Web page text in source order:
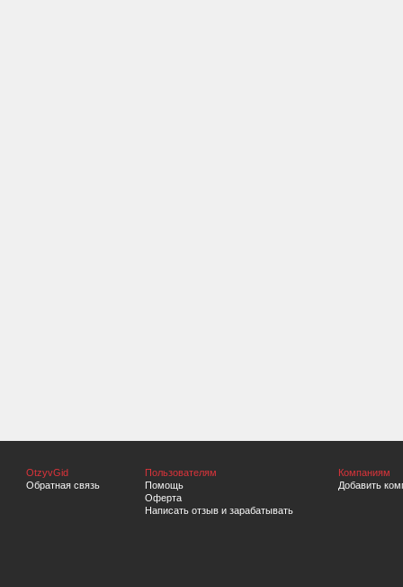
OtzyvGid
Обратная связь
Пользователям
Помощь
Оферта
Написать отзыв и зарабатывать
Компаниям
Добавить